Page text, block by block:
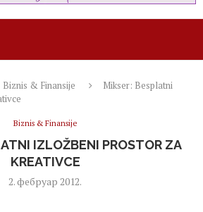
Biznis & Finansije
Mikser: Besplatni
Biznis & Finansije
IZLOŽBENI PROSTOR ZA
KREATIVCE
2. фебруар 2012.